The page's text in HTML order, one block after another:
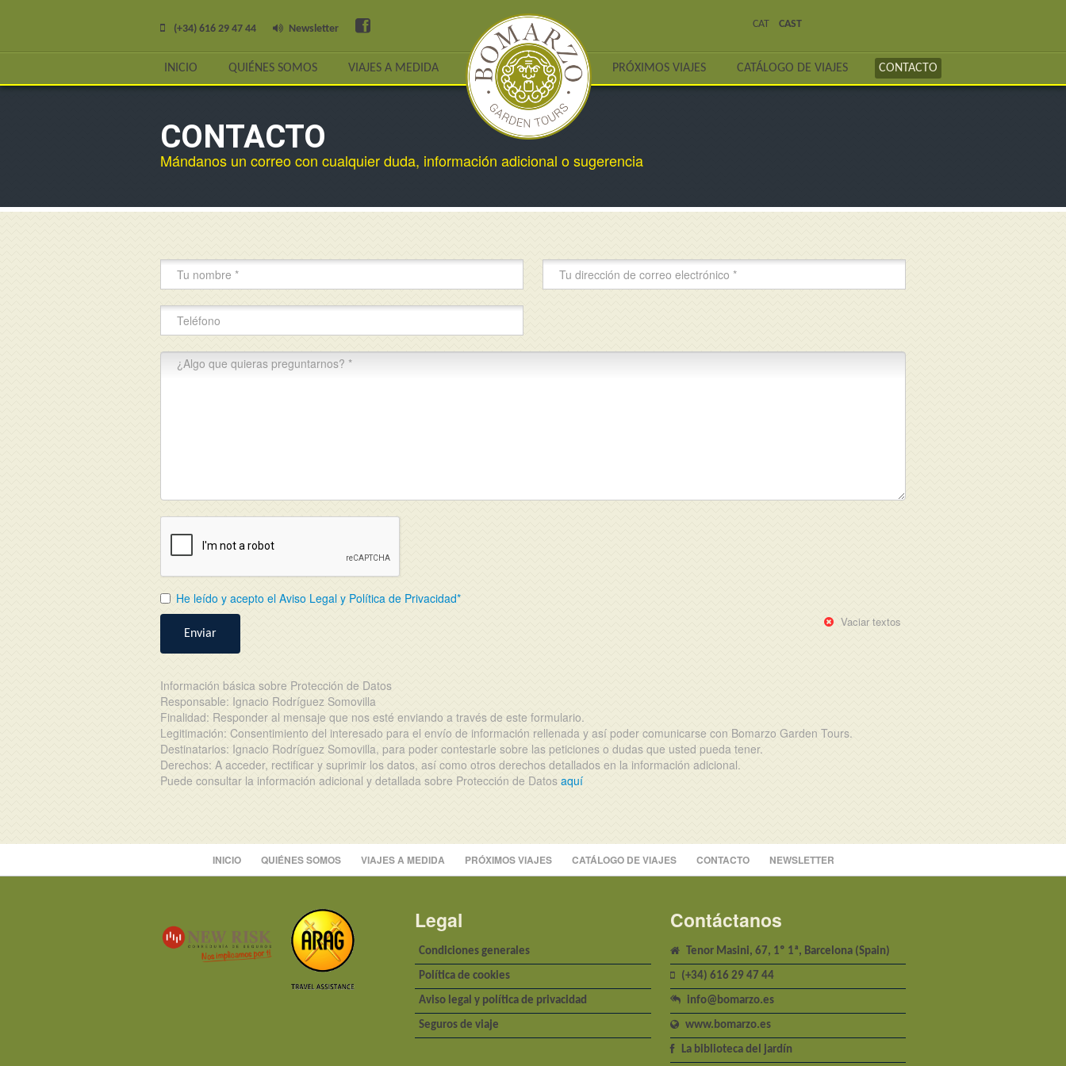
CAT CAST
(+34) 616 29 47 44 Newsletter
INICIO QUIÉNES SOMOS VIAJES A MEDIDA PRÓXIMOS VIAJES CATÁLOGO DE VIAJES CONTACTO
CONTACTO
Mándanos un correo con cualquier duda, información adicional o sugerencia
He leído y acepto el Aviso Legal y Política de Privacidad*
Enviar
Vaciar textos
Información básica sobre Protección de Datos
Responsable: Ignacio Rodríguez Somovilla
Finalidad: Responder al mensaje que nos esté enviando a través de este formulario.
Legitimación: Consentimiento del interesado para el envío de información rellenada y así poder comunicarse con Bomarzo Garden Tours.
Destinatarios: Ignacio Rodríguez Somovilla, para poder contestarle sobre las peticiones o dudas que usted pueda tener.
Derechos: A acceder, rectificar y suprimir los datos, así como otros derechos detallados en la información adicional.
Puede consultar la información adicional y detallada sobre Protección de Datos aquí
INICIO QUIÉNES SOMOS VIAJES A MEDIDA PRÓXIMOS VIAJES CATÁLOGO DE VIAJES CONTACTO NEWSLETTER
Legal
Condiciones generales
Política de cookies
Aviso legal y política de privacidad
Seguros de viaje
Contáctanos
Tenor Masini, 67, 1º 1ª, Barcelona (Spain)
(+34) 616 29 47 44
info@bomarzo.es
www.bomarzo.es
La biblioteca del jardín